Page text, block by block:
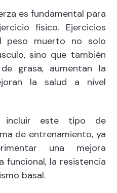
es fundamental para
físico. Ejercicios
peso muerto no solo
sino que también
grasa, aumentan la
la salud a nivel
incluir este tipo de
de entrenamiento, ya
una mejora
funcional, la resistencia
basal.